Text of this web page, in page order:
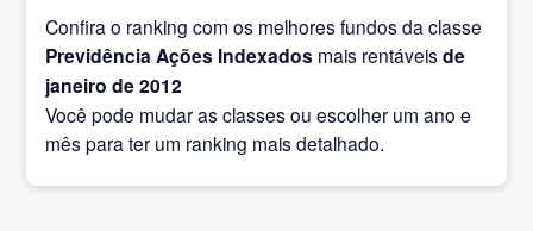
Confira o ranking com os melhores fundos da classe
Previdência Ações Indexados mais rentáveisde
janeiro de 2012
Você pode mudar as classes ou escolher um ano e
mês para ter um ranking mais detalhado.